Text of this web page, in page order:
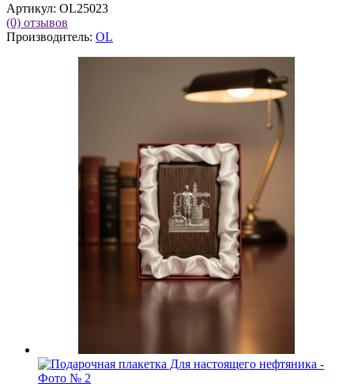
Артикул: OL25023
(0) отзывов
Производитель: OL